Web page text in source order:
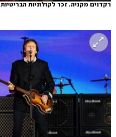
רקדנים מקניה. זכר לקולוניות הבריטיות